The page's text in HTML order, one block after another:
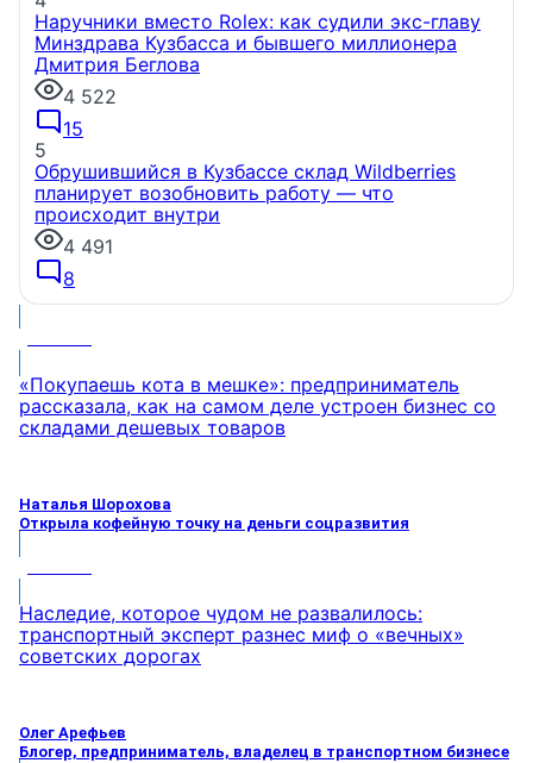
Наручники вместо Rolex: как судили экс-главу
Минздрава Кузбасса и бывшего миллионера
Дмитрия Беглова
4 522
15
5
Обрушившийся в Кузбассе склад Wildberries
планирует возобновить работу — что
происходит внутри
4 491
8
«Покупаешь кота в мешке»: предприниматель
рассказала, как на самом деле устроен бизнес со
складами дешевых товаров
Наталья Шорохова
Открыла кофейную точку на деньги соцразвития
Наследие, которое чудом не развалилось:
транспортный эксперт разнес миф о «вечных»
советских дорогах
Олег Арефьев
Блогер, предприниматель, владелец в транспортном бизнесе